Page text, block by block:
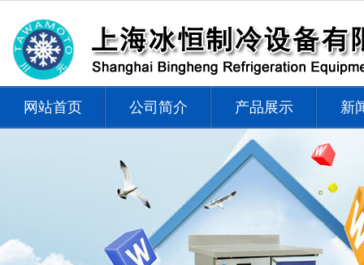
网站首页 公司简介 产品展示 新